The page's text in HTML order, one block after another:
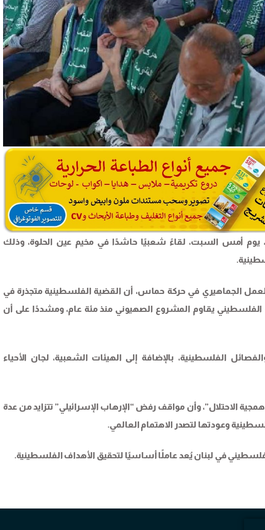
يوم أمس السبت، لقاءً شعبيًا حاشدًا في مخيم عين الحلوة، وذلك
الجماهيري في حركة حماس، أن القضية الفلسطينية متجذرة في
يقاوم المشروع الصهيوني منذ مئة عام، ومشددًا على أن
الفلسطينية، بالإضافة إلى الهيئات الشعبية، لجان الأحياء
الاحتلال”، وأن مواقف رفض “الإرهاب الإسرائيلي” تتزايد من عدة
وعودتها لتصدر الاهتمام العالمي.
في لبنان يُعد عاملًا أساسيًا لتحقيق الأهداف الفلسطينية.